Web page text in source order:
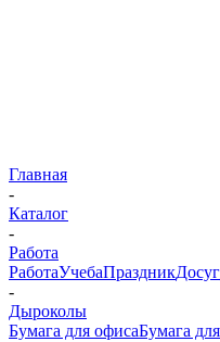
Главная
-
Каталог
-
Работа
РаботаУчебаПраздникДосуг
-
Дыроколы
Бумага для офисаБумага